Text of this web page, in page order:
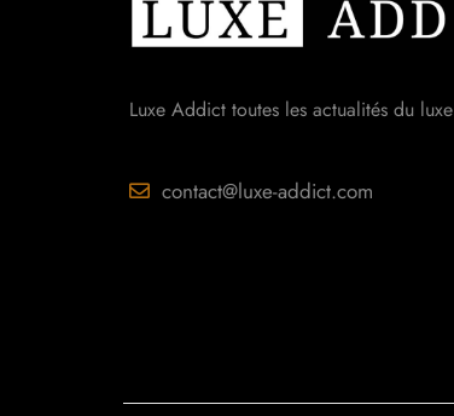
Luxe Addict toutes les actualités du luxe
contact@luxe-addict.com